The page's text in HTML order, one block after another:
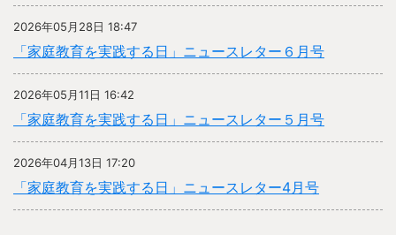
2026年05月28日 18:47
「家庭教育を実践する日」ニュースレター６月号
2026年05月11日 16:42
「家庭教育を実践する日」ニュースレター５月号
2026年04月13日 17:20
「家庭教育を実践する日」ニュースレター4月号